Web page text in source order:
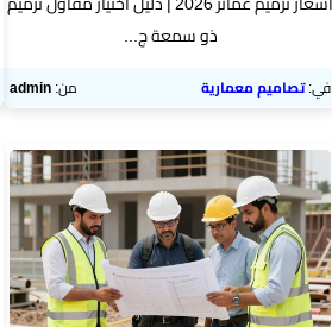
ذو سمعة ج...
في:تصاميم معمارية من:admin